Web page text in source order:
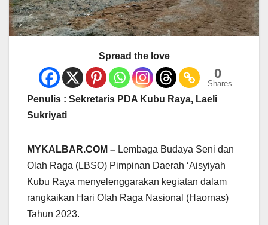
Spread the love
0
Shares
Penulis : Sekretaris PDA Kubu Raya, Laeli
Sukriyati
MYKALBAR.COM – Lembaga Budaya Seni dan
Olah Raga (LBSO) Pimpinan Daerah ‘Aisyiyah
Kubu Raya menyelenggarakan kegiatan dalam
rangkaikan Hari Olah Raga Nasional (Haornas)
Tahun 2023.